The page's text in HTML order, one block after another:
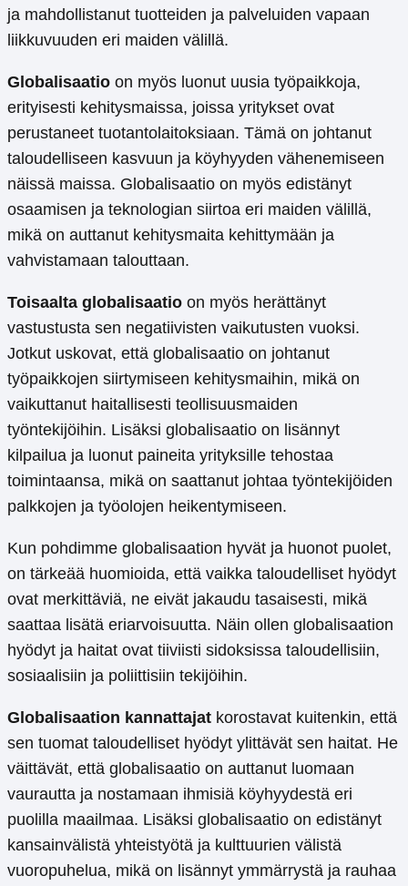
ja mahdollistanut tuotteiden ja palveluiden vapaan
liikkuvuuden eri maiden välillä.
Globalisaatio on myös luonut uusia työpaikkoja,
erityisesti kehitysmaissa, joissa yritykset ovat
perustaneet tuotantolaitoksiaan. Tämä on johtanut
taloudelliseen kasvuun ja köyhyyden vähenemiseen
näissä maissa. Globalisaatio on myös edistänyt
osaamisen ja teknologian siirtoa eri maiden välillä,
mikä on auttanut kehitysmaita kehittymään ja
vahvistamaan talouttaan.
Toisaalta globalisaatio on myös herättänyt
vastustusta sen negatiivisten vaikutusten vuoksi.
Jotkut uskovat, että globalisaatio on johtanut
työpaikkojen siirtymiseen kehitysmaihin, mikä on
vaikuttanut haitallisesti teollisuusmaiden
työntekijöihin. Lisäksi globalisaatio on lisännyt
kilpailua ja luonut paineita yrityksille tehostaa
toimintaansa, mikä on saattanut johtaa työntekijöiden
palkkojen ja työolojen heikentymiseen.
Kun pohdimme globalisaation hyvät ja huonot puolet,
on tärkeää huomioida, että vaikka taloudelliset hyödyt
ovat merkittäviä, ne eivät jakaudu tasaisesti, mikä
saattaa lisätä eriarvoisuutta. Näin ollen globalisaation
hyödyt ja haitat ovat tiiviisti sidoksissa taloudellisiin,
sosiaalisiin ja poliittisiin tekijöihin.
Globalisaation kannattajat korostavat kuitenkin, että
sen tuomat taloudelliset hyödyt ylittävät sen haitat. He
väittävät, että globalisaatio on auttanut luomaan
vaurautta ja nostamaan ihmisiä köyhyydestä eri
puolilla maailmaa. Lisäksi globalisaatio on edistänyt
kansainvälistä yhteistyötä ja kulttuurien välistä
vuoropuhelua, mikä on lisännyt ymmärrystä ja rauhaa